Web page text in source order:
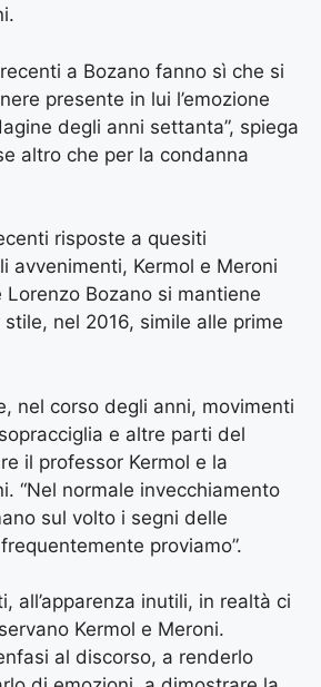
a Bozano fanno sì che si
presente in lui l’emozione
degli anni settanta”, spiega
altro che per la condanna
risposte a quesiti
avvenimenti, Kermol e Meroni
Bozano si mantiene
nel 2016, simile alle prime
nel corso degli anni, movimenti
e altre parti del
il professor Kermol e la
“Nel normale invecchiamento
sul volto i segni delle
proviamo”.
all’apparenza inutili, in realtà ci
Kermol e Meroni.
al discorso, a renderlo